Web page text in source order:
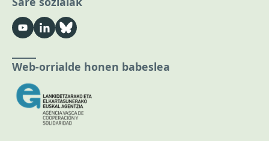
Web-orrialde honen babeslea